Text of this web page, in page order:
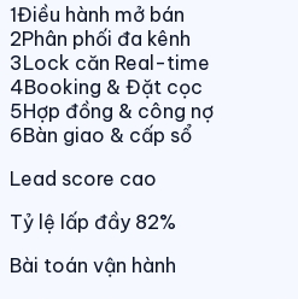
1Điều hành mở bán
2Phân phối đa kênh
3Lock căn Real-time
4Booking & Đặt cọc
5Hợp đồng & công nợ
6Bàn giao & cấp sổ
Lead score cao
Tỷ lệ lấp đầy 82%
Bài toán vận hành